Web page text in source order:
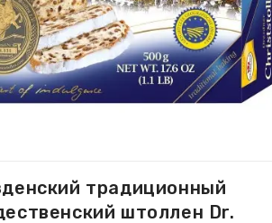
традиционный
штоллен Dr.